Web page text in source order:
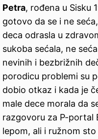
Petra, rođena u Sisku
gotovo da se i ne
deca odrasla u
sukoba sećala, ne
nevinih i bezbrižnih
porodicu problemi su
dobio otkaz i kada je
male dece morala da
razgovoru za P-portal
lepom, ali i ružnom